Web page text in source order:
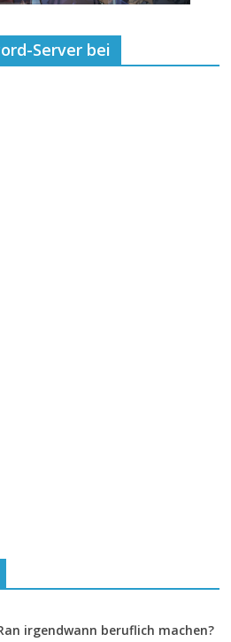
Server bei
irgendwann beruflich machen?